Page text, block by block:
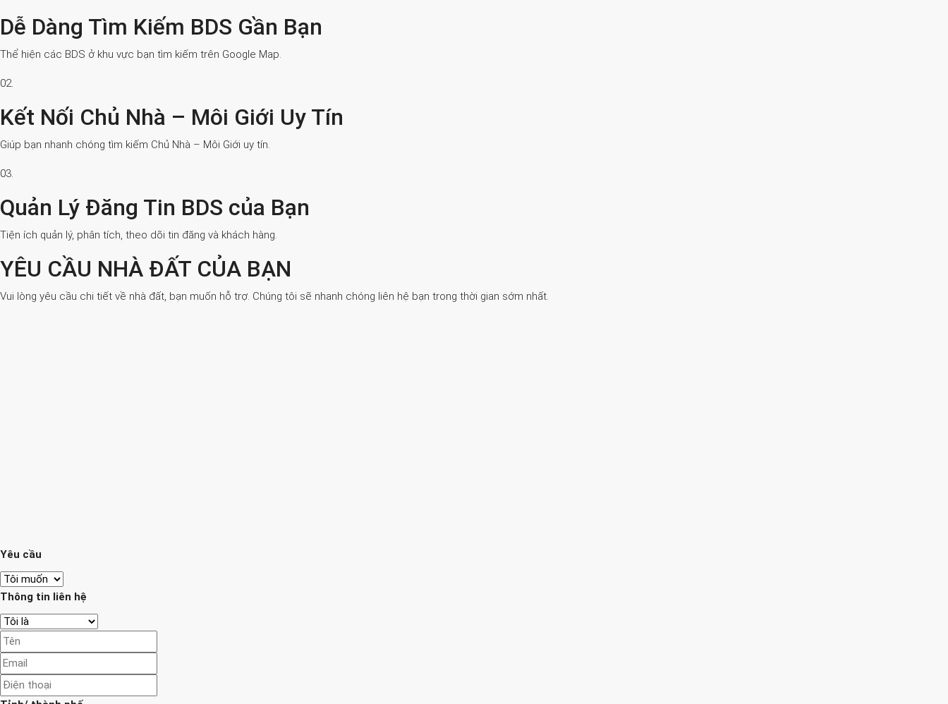
Dễ Dàng Tìm Kiếm BDS Gần Bạn
Thể hiện các BDS ở khu vực bạn tìm kiếm trên Google Map.
02.
Kết Nối Chủ Nhà – Môi Giới Uy Tín
Giúp bạn nhanh chóng tìm kiếm Chủ Nhà – Môi Giới uy tín.
03.
Quản Lý Đăng Tin BDS của Bạn
Tiện ích quản lý, phân tích, theo dõi tin đăng và khách hàng.
YÊU CẦU NHÀ ĐẤT CỦA BẠN
Vui lòng yêu cầu chi tiết về nhà đất, bạn muốn hỗ trợ. Chúng tôi sẽ nhanh chóng liên hệ bạn trong thời gian sớm nhất.
Yêu cầu
Thông tin liên hệ